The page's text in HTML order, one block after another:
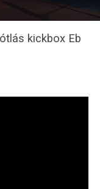
kickbox Eb